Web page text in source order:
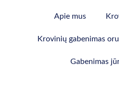
Apie mus
Krovinių gabenimas oru
Gabenimas